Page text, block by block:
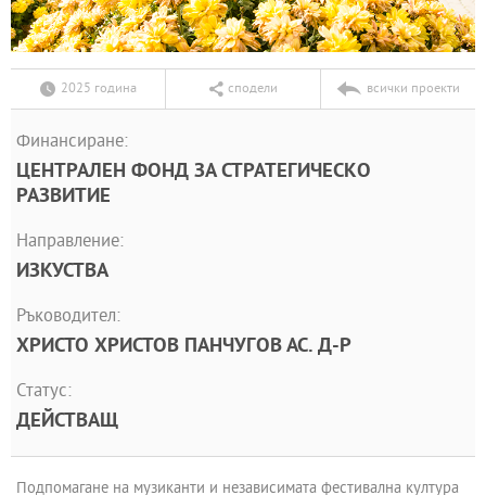
2025 година сподели всички проекти
Финансиране:
ЦЕНТРАЛЕН ФОНД ЗА СТРАТЕГИЧЕСКО
РАЗВИТИЕ
Направление:
ИЗКУСТВА
Ръководител:
ХРИСТО ХРИСТОВ ПАНЧУГОВ АС. Д-Р
Статус:
ДЕЙСТВАЩ
Подпомагане на музиканти и независимата фестивална култура